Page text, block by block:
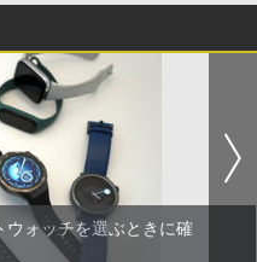
ォッチを選ぶときに確